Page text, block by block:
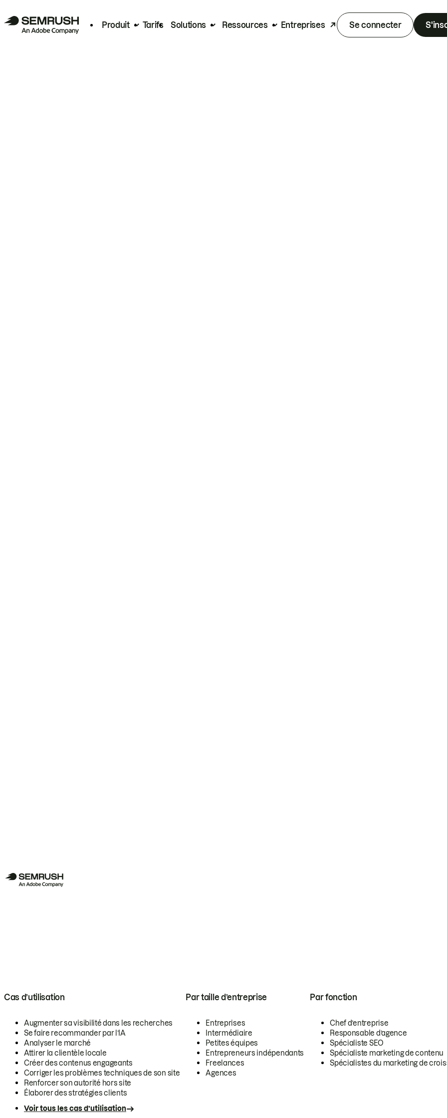
Produit Tarifs Solutions Ressources Entreprises Se connecter
Cas d’utilisation
Augmenter sa visibilité dans les recherches
Se faire recommander par l’IA
Analyser le marché
Attirer la clientèle locale
Créer des contenus engageants
Corriger les problèmes techniques de son site
Renforcer son autorité hors site
Élaborer des stratégies clients
Voir tous les cas d’utilisation
Par taille d’entreprise
Entreprises
Intermédiaire
Petites équipes
Entrepreneurs indépendants
Freelances
Agences
Par fonction
Chef d’entreprise
Responsable d’agence
Spécialiste SEO
Spécialiste marketing de contenu
Spécialistes du marketing de